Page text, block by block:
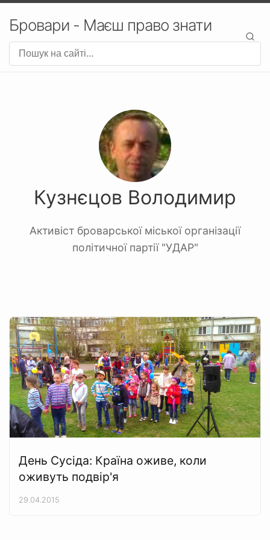
Бровари - Маєш право знати
Кузнєцов Володимир
Активіст броварської міської організації
політичної партії "УДАР"
День Сусіда: Країна оживе, коли
оживуть подвір'я
29.04.2015